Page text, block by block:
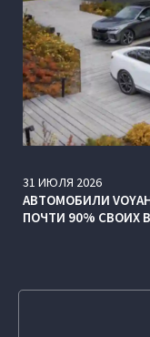
31 ИЮЛЯ 2026
АВТОМОБИЛИ
ПОЧТИ 90% СВОИХ